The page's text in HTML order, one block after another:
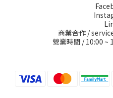
商業合作 /
營業時間 / 10:00 ~